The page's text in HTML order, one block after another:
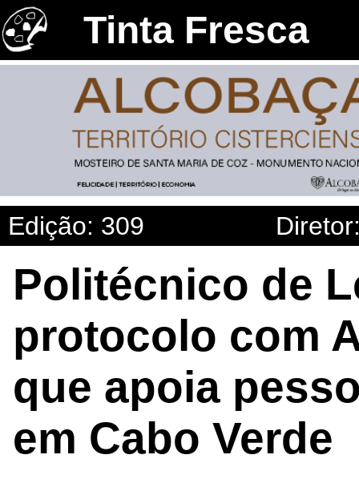
Tinta Fresca
Edição: 309
Politécnico de
protocolo com
que apoia
em Cabo Verde